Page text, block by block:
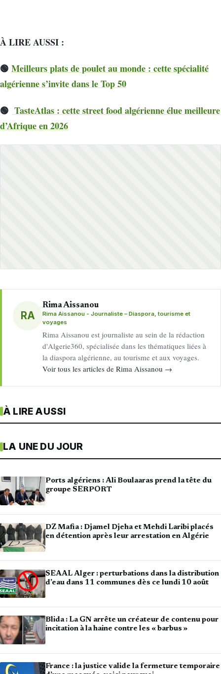
À LIRE AUSSI :
🟢 Meilleurs plats de poulet au monde : cette spécialité
algérienne s’invite dans le Top 50
🟢 TasteAtlas : cette street food algérienne élue meilleure
d’Afrique en 2026
RA
Rima Aissanou
Rima Aissanou - Journaliste – Diaspora, tourisme et
voyages
Rima Aissanou est journaliste au sein de la rédaction
d'Algerie360, spécialisée dans les thématiques liées à
la diaspora algérienne, au tourisme et aux voyages.
Voir tous les articles de Rima Aissanou →
À LIRE AUSSI
LA UNE DU JOUR
Ports algériens : Ali Boulaaras prend la tête du
groupe SERPORT
DZ Mafia : Djamel Djeha et Mehdi Laribi placés
en détention après leur arrestation en Algérie
SEAAL Alger : perturbations dans la distribution
d’eau dans 11 communes dès ce lundi 10 août
Blida : La GN arrête un créateur de contenu pour
incitation à la haine contre les « barbus »
France : la justice valide la fermeture temporaire